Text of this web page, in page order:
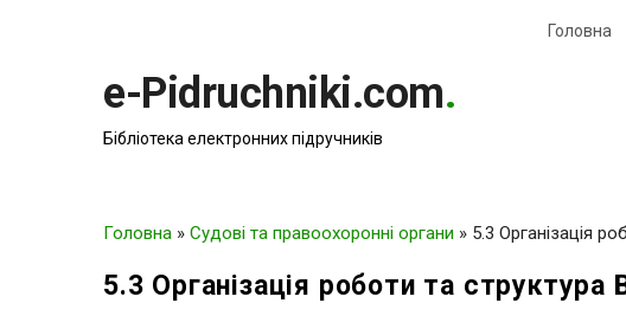
Головна
e-Pidruchniki.com.
Бібліотека електронних підручників
Головна » Судові та правоохоронні органи » 5.3 Організація
5.3 Організація роботи та структура